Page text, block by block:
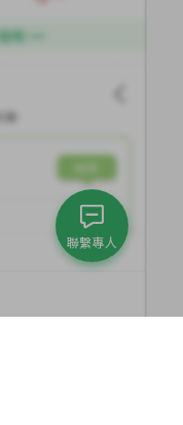
聯繫專人